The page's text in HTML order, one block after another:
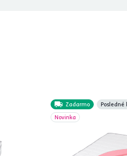
Zadarmo
Posledné
Novinka